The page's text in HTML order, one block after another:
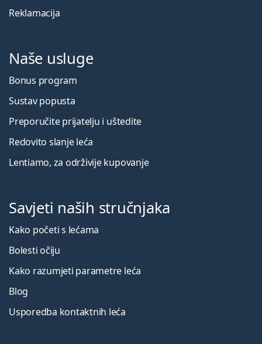
Reklamacija
Naše usluge
Bonus program
Sustav popusta
Preporučite prijatelju i uštedite
Redovito slanje leća
Lentiamo, za održivije kupovanje
Savjeti naših stručnjaka
Kako početi s lećama
Bolesti očiju
Kako razumjeti parametre leća
Blog
Usporedba kontaktnih leća